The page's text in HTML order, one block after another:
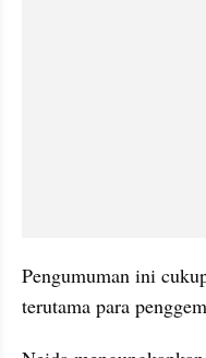
Pengumuman ini
terutama para